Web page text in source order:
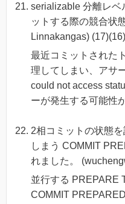
serializable 分離レベ
ットする際の競合状
Linnakangas)
最近コミットされた
理してしまい、アサ
could not access
ーが発生する可能性
2相コミットの状態
しまう COMMIT
れました。
並行する PREPARE
COMMIT